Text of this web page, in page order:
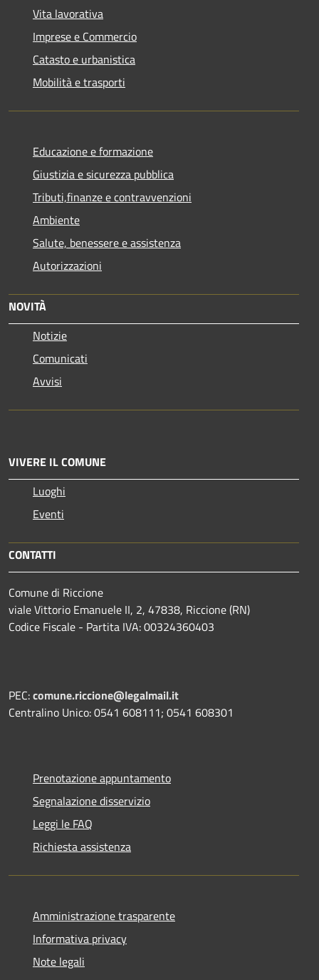
Vita lavorativa
Imprese e Commercio
Catasto e urbanistica
Mobilità e trasporti
Educazione e formazione
Giustizia e sicurezza pubblica
Tributi,finanze e contravvenzioni
Ambiente
Salute, benessere e assistenza
Autorizzazioni
NOVITÀ
Notizie
Comunicati
Avvisi
VIVERE IL COMUNE
Luoghi
Eventi
CONTATTI
Comune di Riccione
viale Vittorio Emanuele II, 2, 47838, Riccione (RN)
Codice Fiscale - Partita IVA: 00324360403
PEC:comune.riccione@legalmail.it
Centralino Unico: 0541 608111; 0541 608301
Prenotazione appuntamento
Segnalazione disservizio
Leggi le FAQ
Richiesta assistenza
Amministrazione trasparente
Informativa privacy
Note legali